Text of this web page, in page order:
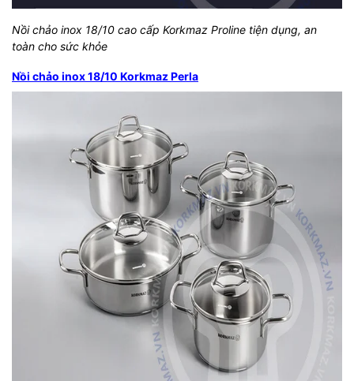
Nồi chảo inox 18/10 cao cấp Korkmaz Proline tiện dụng, an
toàn cho sức khỏe
Nồi chảo inox 18/10 Korkmaz Perla